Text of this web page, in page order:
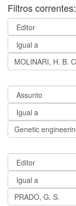
Filtros correntes: